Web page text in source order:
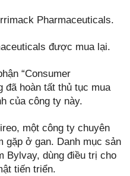
Pharmaceuticals.
được mua lại.
“Consumer
đã hoàn tất thủ tục mua
của công ty này.
một công ty chuyên
gặp ở gan. Danh mục sản
Bylvay, dùng điều trị cho
tiến triển.